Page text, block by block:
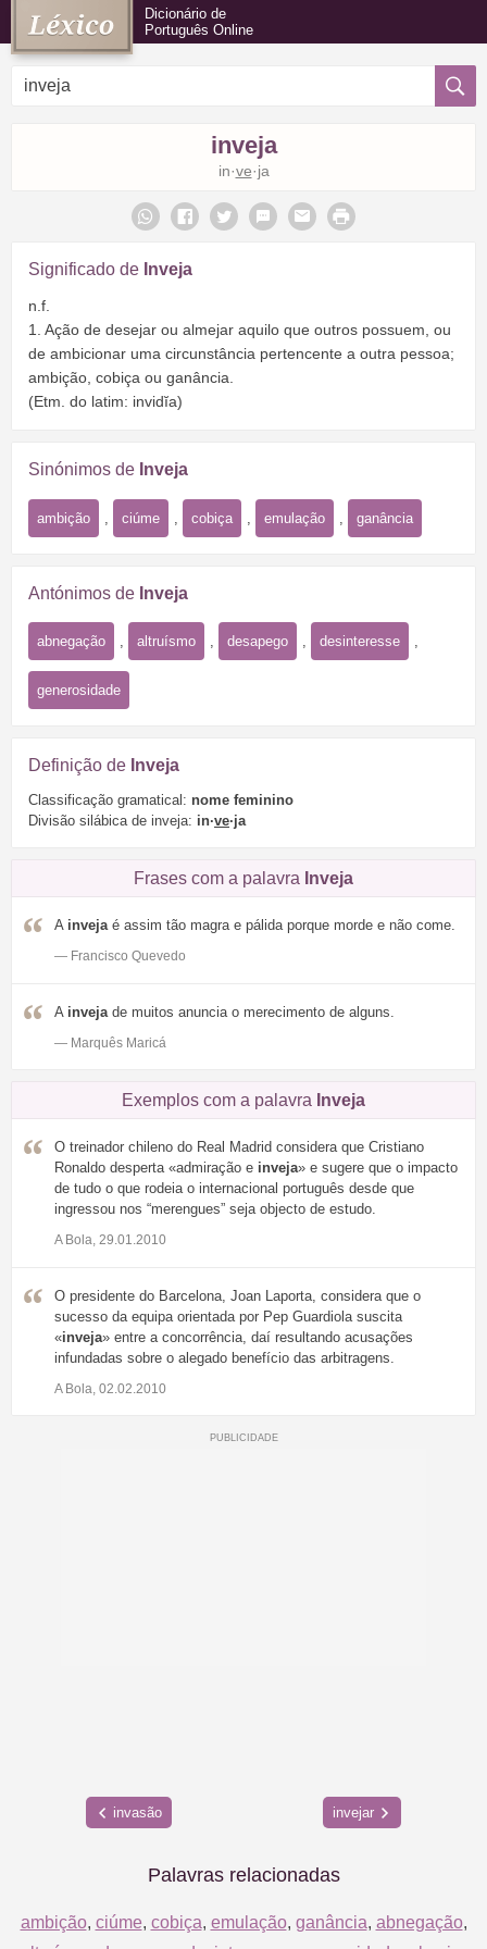
Dicionário de
Português Online
inveja
in·ve·ja
Significado de Inveja
n.f.
1. Ação de desejar ou almejar aquilo que outros possuem, ou
de ambicionar uma circunstância pertencente a outra pessoa;
ambição, cobiça ou ganância.
(Etm. do latim: invidĭa)
Sinónimos de Inveja
ambição ciúme cobiça emulação ganância
Antónimos de Inveja
abnegação , altruísmo , desapego , desinteresse ,
generosidade
Definição de Inveja
Classificação gramatical: nome feminino
Divisão silábica de inveja: in·ve·ja
Frases com a palavra Inveja
A invejaé assim tão magra e pálida porque morde e não come.
— Francisco Quevedo
A invejade muitos anuncia o merecimento de alguns.
— Marquês Maricá
Exemplos com a palavra Inveja
O treinador chileno do Real Madrid considera que Cristiano
Ronaldo desperta «admiração e inveja» e sugere que o impacto
de tudo o que rodeia o internacional português desde que
ingressou nos “merengues” seja objecto de estudo.
A Bola, 29.01.2010
O presidente do Barcelona, Joan Laporta, considera que o
sucesso da equipa orientada por Pep Guardiola suscita
«inveja» entre a concorrência, daí resultando acusações
infundadas sobre o alegado benefício das arbitragens.
A Bola, 02.02.2010
invasão invejar
Palavras relacionadas
ambição, ciúme, cobiça, emulação, ganância, abnegação,